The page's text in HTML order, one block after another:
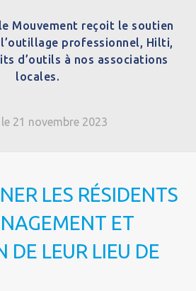
Mouvement reçoit le soutien
professionnel, Hilti,
d’outils à nos associations
locales.
le 21 novembre 2023
LES RÉSIDENTS
ET
DE LEUR LIEU DE